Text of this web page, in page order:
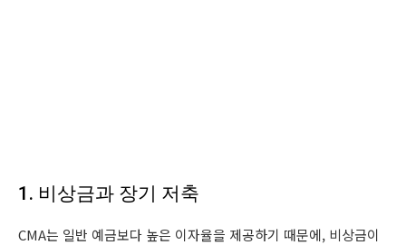
1. 비상금과 장기 저축
CMA는 일반 예금보다 높은 이자율을 제공하기 때문에, 비상금이